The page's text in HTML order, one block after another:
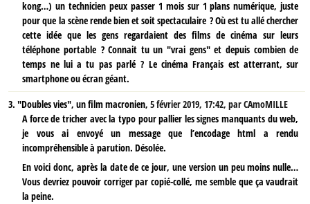
kong…) un technicien peux passer 1 mois sur 1 plans numérique, juste
pour que la scène rende bien et soit spectaculaire ? Où est tu allé chercher
cette idée que les gens regardaient des films de cinéma sur leurs
téléphone portable ? Connait tu un "vrai gens" et depuis combien de
temps ne lui a tu pas parlé ? Le cinéma Français est atterrant, sur
smartphone ou écran géant.
3. "Doubles vies", un film macronien,5 février 2019, 17:42,parCAmoMILLE
A force de tricher avec la typo pour pallier les signes manquants du web,
je vous ai envoyé un message que l’encodage html a rendu
incompréhensible à parution. Désolée.
En voici donc, après la date de ce jour, une version un peu moins nulle…
Vous devriez pouvoir corriger par copié-collé, me semble que ça vaudrait
la peine.